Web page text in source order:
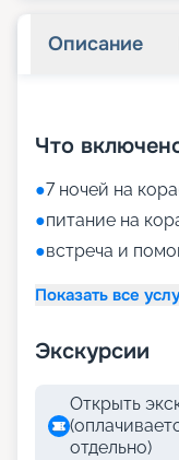
Описание
Что
●7 ночей на
●питание на
●встреча и
Показать все
Экскурсии
Открыть
отдельно)